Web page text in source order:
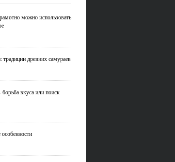
можно использовать
древних самураев
вкуса или поиск